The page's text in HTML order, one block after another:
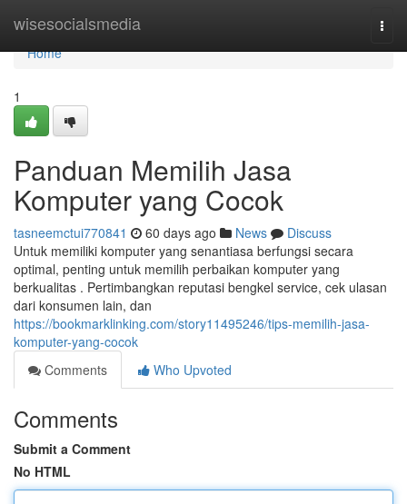
wisesocialsmedia
Home
Home
1
Panduan Memilih Jasa
Komputer yang Cocok
tasneemctui770841 60 days ago News
Discuss
Untuk memiliki komputer yang senantiasa berfungsi secara
optimal, penting untuk memilih perbaikan komputer yang
berkualitas . Pertimbangkan reputasi bengkel service, cek ulasan
dari konsumen lain, dan
https://bookmarklinking.com/story11495246/tips-memilih-jasa-
komputer-yang-cocok
Comments
Who Upvoted
Comments
Submit a Comment
No HTML